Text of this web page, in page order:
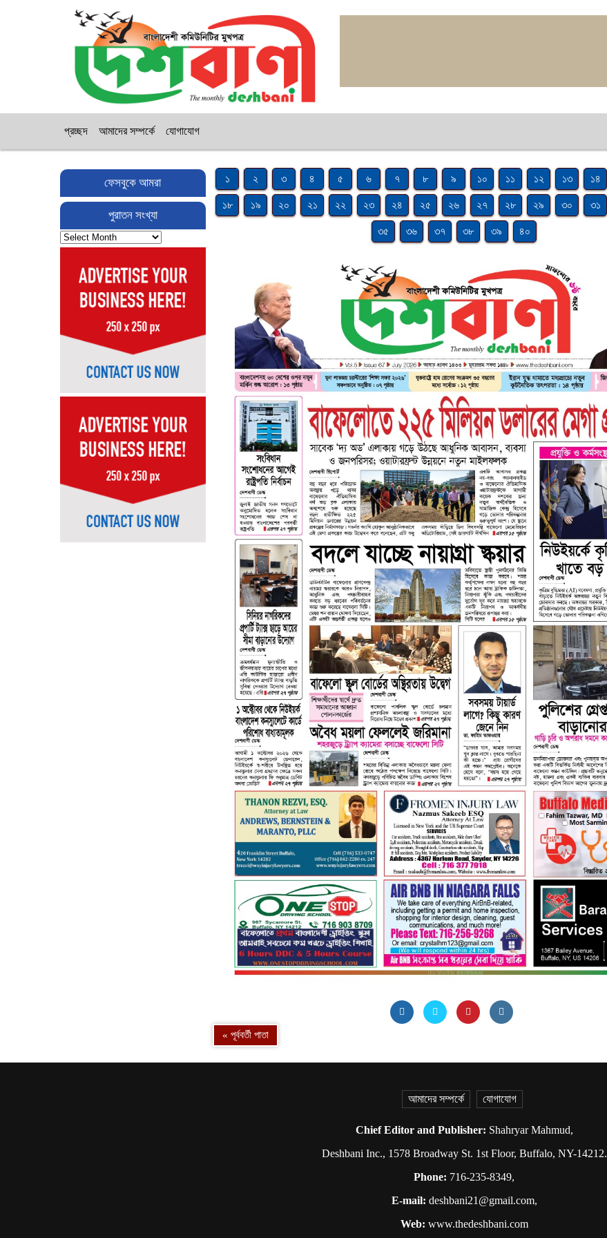
প্রচ্ছদ আমাদের সম্পর্কে যোগাযোগ
ফেসবুকে আমরা
পুরাতন সংখ্যা
পুরাতন
সংখ্যা
১ ২ ৩ ৪ ৫ ৬ ৭ ৮ ৯ ১০ ১১ ১২ ১৩ ১৪
১৮ ১৯ ২০ ২১ ২২ ২৩ ২৪ ২৫ ২৬ ২৭ ২৮ ২৯ ৩০ ৩১
৩৫ ৩৬ ৩৭ ৩৮ ৩৯ ৪০
« পূর্ববর্তী পাতা
আমাদের সম্পর্কে যোগাযোগ
Chief Editor and Publisher: Shahryar Mahmud,
Deshbani Inc., 1578 Broadway St. 1st Floor, Buffalo, NY-14212.
Phone: 716-235-8349,
E-mail: deshbani21@gmail.com,
Web: www.thedeshbani.com